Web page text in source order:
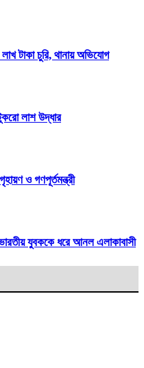
টাকা চুরি, থানায় অভিযোগ
লাশ উদ্ধার
ও গণপূর্তমন্ত্রী
যুবককে ধরে আনল এলাকাবাসী